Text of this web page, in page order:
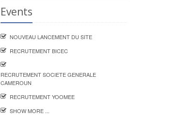
Events
NOUVEAU LANCEMENT DU SITE
RECRUTEMENT BICEC
RECRUTEMENT SOCIETE GENERALE
CAMEROUN
RECRUTEMENT YOOMEE
SHOW MORE ...